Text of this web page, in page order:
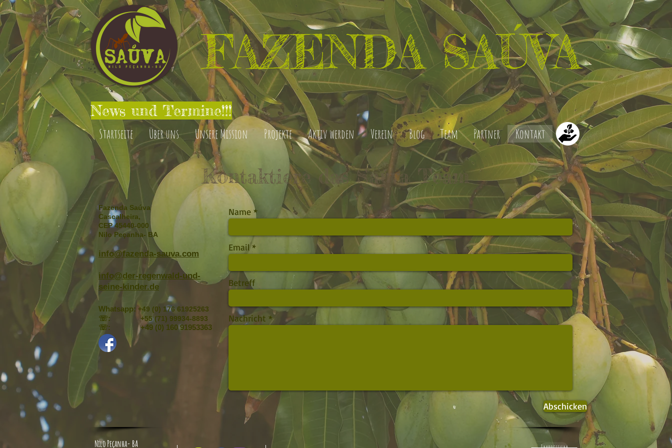
FAZENDA SAÚVA
News und Termine!!!
Startseite Über uns Unsere Mission Projekte Aktiv werden Verein Blog Team Partner Kontakt
Kontaktiere das Saúva Team
Fazenda Saúva
Cascalheira,
CEP 45440-000
Nilo Peçanha- BA
info@fazenda-sauva.com
info@der-regenwald-und-
seine-kinder.de
Whatsapp: +49 (0) 176 61925263
☏: +55 (71) 99934-8893
☏: +49 (0) 160 91953363
Name
Email
Betreff
Nachricht
Abschicken
Nilo Peçanha- BA